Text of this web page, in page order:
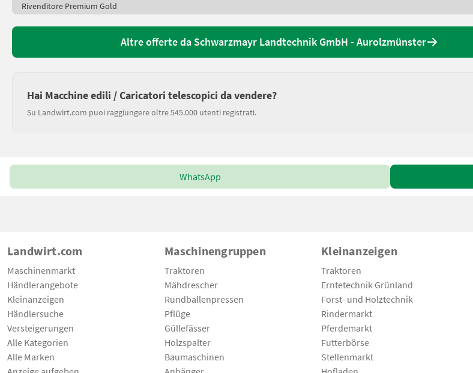
Rivenditore Premium Gold
Altre offerte da Schwarzmayr Landtechnik GmbH - Aurolzmünster
Hai Macchine edili / Caricatori telescopici da vendere?
Su Landwirt.com puoi raggiungere oltre 545.000 utenti registrati.
WhatsApp
Landwirt.com
Maschinenmarkt
Händlerangebote
Kleinanzeigen
Händlersuche
Versteigerungen
Alle Kategorien
Alle Marken
Maschinengruppen
Traktoren
Mähdrescher
Rundballenpressen
Pflüge
Güllefässer
Holzspalter
Baumaschinen
Kleinanzeigen
Traktoren
Erntetechnik Grünland
Forst- und Holztechnik
Rindermarkt
Pferdemarkt
Futterbörse
Stellenmarkt